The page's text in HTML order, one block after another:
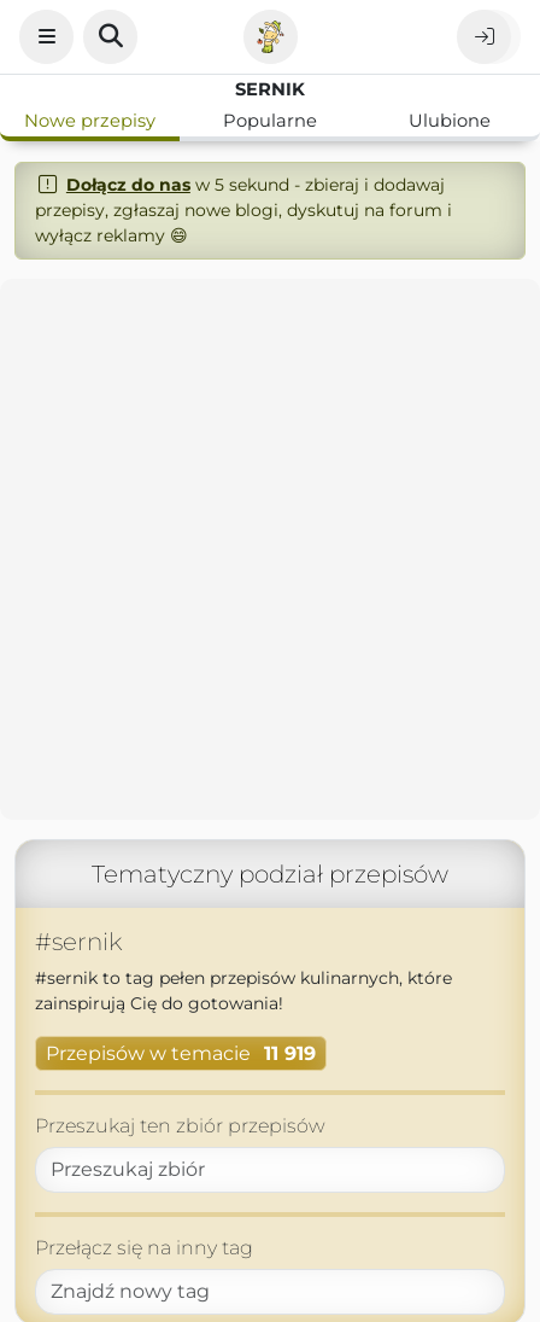
SERNIK
Nowe przepisy
Popularne Ulubione
Dołącz do nasw 5 sekund - zbieraj i dodawaj
przepisy, zgłaszaj nowe blogi, dyskutuj na forum i
wyłącz reklamy 😄
Tematyczny podział przepisów
#sernik
#sernik to tag pełen przepisów kulinarnych, które
zainspirują Cię do gotowania!
Przepisów w temacie 11 919
Przeszukaj ten zbiór przepisów
Przełącz się na inny tag